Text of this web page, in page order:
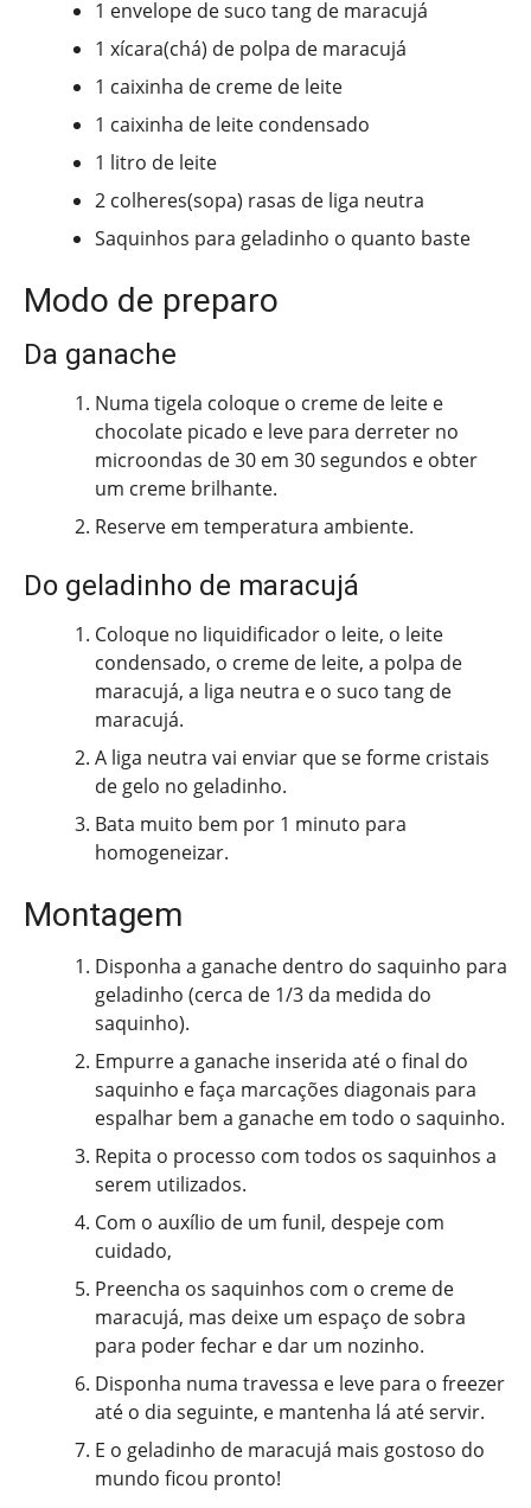
1 envelope de suco tang de maracujá
1 xícara(chá) de polpa de maracujá
1 caixinha de creme de leite
1 caixinha de leite condensado
1 litro de leite
2 colheres(sopa) rasas de liga neutra
Saquinhos para geladinho o quanto baste
Modo de preparo
Da ganache
Numa tigela coloque o creme de leite e
chocolate picado e leve para derreter no
microondas de 30 em 30 segundos e obter
um creme brilhante.
Reserve em temperatura ambiente.
Do geladinho de maracujá
Coloque no liquidificador o leite, o leite
condensado, o creme de leite, a polpa de
maracujá, a liga neutra e o suco tang de
maracujá.
A liga neutra vai enviar que se forme cristais
de gelo no geladinho.
Bata muito bem por 1 minuto para
homogeneizar.
Montagem
Disponha a ganache dentro do saquinho para
geladinho (cerca de 1/3 da medida do
saquinho).
Empurre a ganache inserida até o final do
saquinho e faça marcações diagonais para
espalhar bem a ganache em todo o saquinho.
Repita o processo com todos os saquinhos a
serem utilizados.
Com o auxílio de um funil, despeje com
cuidado,
Preencha os saquinhos com o creme de
maracujá, mas deixe um espaço de sobra
para poder fechar e dar um nozinho.
Disponha numa travessa e leve para o freezer
até o dia seguinte, e mantenha lá até servir.
E o geladinho de maracujá mais gostoso do
mundo ficou pronto!